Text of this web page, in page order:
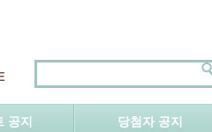
공지 당첨자 공지